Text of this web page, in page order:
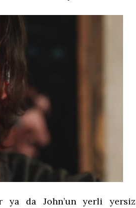
ya da John’un yerli yersiz